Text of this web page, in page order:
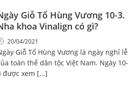
Giỗ Tổ Hùng Vương 10-3.
khoa Vinalign có gì?
20/04/2021
Giỗ Tổ Hùng Vương là ngày nghỉ lễ
toàn thể dân tộc Việt Nam. Ngày 10-
được xem [...]